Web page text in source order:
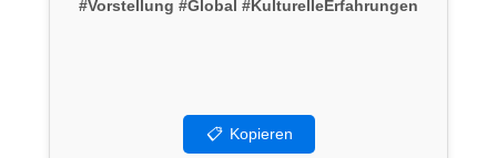
#Vorstellung #Global #KulturelleErfahrungen
📋 Kopieren